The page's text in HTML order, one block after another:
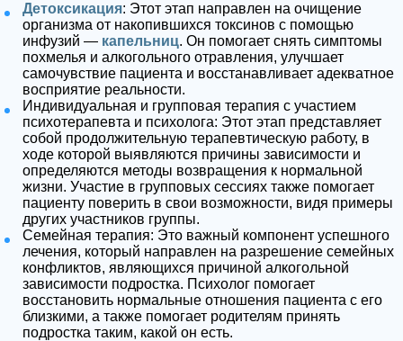
Детоксикация: Этот этап направлен на очищение
организма от накопившихся токсинов с помощью
инфузий — капельниц. Он помогает снять симптомы
похмелья и алкогольного отравления, улучшает
самочувствие пациента и восстанавливает адекватное
восприятие реальности.
Индивидуальная и групповая терапия с участием
психотерапевта и психолога: Этот этап представляет
собой продолжительную терапевтическую работу, в
ходе которой выявляются причины зависимости и
определяются методы возвращения к нормальной
жизни. Участие в групповых сессиях также помогает
пациенту поверить в свои возможности, видя примеры
других участников группы.
Семейная терапия: Это важный компонент успешного
лечения, который направлен на разрешение семейных
конфликтов, являющихся причиной алкогольной
зависимости подростка. Психолог помогает
восстановить нормальные отношения пациента с его
близкими, а также помогает родителям принять
подростка таким, какой он есть.